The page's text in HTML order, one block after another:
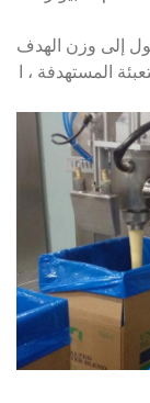
إلى وزن الهدف
المستهدفة ، ا